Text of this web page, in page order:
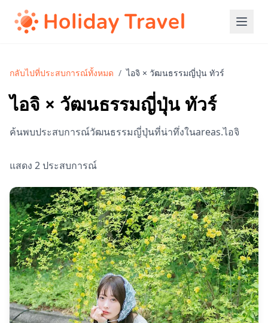
กลับไปที่ประสบการณ์ทั้งหมด / ไอจิ × วัฒนธรรมญี่ปุ่น ทัวร์
ไอจิ × วัฒนธรรมญี่ปุ่น ทัวร์
ค้นพบประสบการณ์วัฒนธรรมญี่ปุ่นที่น่าทึ่งในareas.ไอจิ
แสดง 2 ประสบการณ์